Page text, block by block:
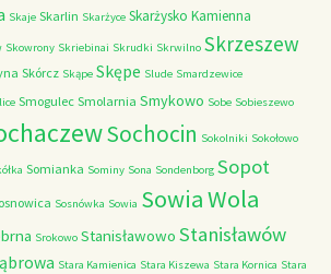
Skaje Skarlin Skarżyce Skarżysko Kamienna
Skowrony Skriebinai Skrudki Skrwilno Skrzeszew
Skórcz Skąpe Skępe Slude Smardzewice
Smogulec Smolarnia Smykowo Sobe Sobieszewo
Sochocin Sokolniki Sokołowo
Somianka Sominy Sona Sondenborg Sopot
Sosnówka Sowia Sowia Wola
Srokowo Stanisławowo Stanisławów
Stara Kamienica Stara Kiszewa Stara Kornica Stara